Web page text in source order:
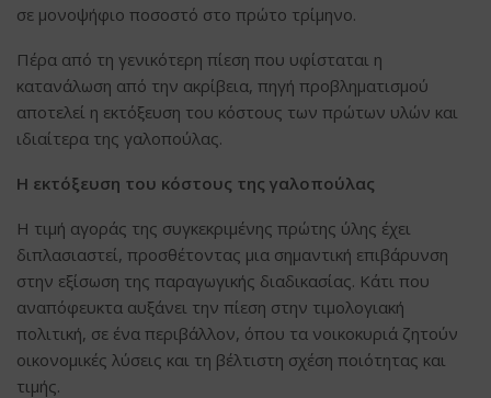
σε μονοψήφιο ποσοστό στο πρώτο τρίμηνο.
Πέρα από τη γενικότερη πίεση που υφίσταται η
κατανάλωση από την ακρίβεια, πηγή προβληματισμού
αποτελεί η εκτόξευση του κόστους των πρώτων υλών και
ιδιαίτερα της γαλοπούλας.
Η εκτόξευση του κόστους της γαλοπούλας
Η τιμή αγοράς της συγκεκριμένης πρώτης ύλης έχει
διπλασιαστεί, προσθέτοντας μια σημαντική επιβάρυνση
στην εξίσωση της παραγωγικής διαδικασίας. Κάτι που
αναπόφευκτα αυξάνει την πίεση στην τιμολογιακή
πολιτική, σε ένα περιβάλλον, όπου τα νοικοκυριά ζητούν
οικονομικές λύσεις και τη βέλτιστη σχέση ποιότητας και
τιμής.